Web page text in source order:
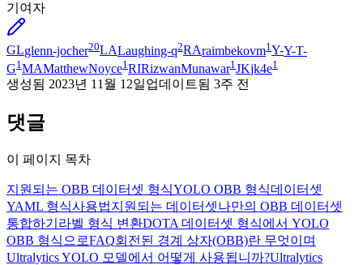
기여자
GLglenn-jocher20LALaughing-q2RAraimbekovm1 Y-Y-T-
G1 MAMatthewNoyce1 RIRizwanMunawar1 JKjk4e1
생성됨 2023년 11월 12일업데이트됨 3주 전
댓글
이 페이지 목차
지원되는 OBB 데이터셋 형식YOLO OBB 형식데이터셋
YAML 형식사용법지원되는 데이터셋나만의 OBB 데이터셋
통합하기 라벨 형식 변환DOTA 데이터셋 형식에서 YOLO
OBB 형식으로FAQ회전된 경계 상자(OBB)란 무엇이며
Ultralytics YOLO 모델에서 어떻게 사용됩니까?Ultralytics